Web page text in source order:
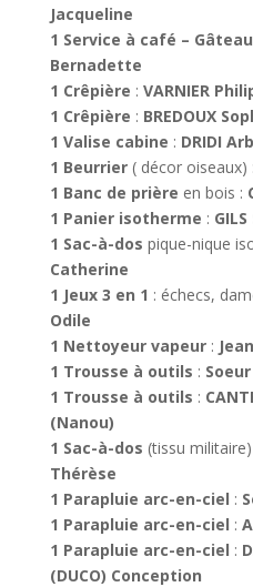
Jacqueline
1 Service à café –
Bernadette
1 Crêpière : VARNIER
1 Crêpière : BREDOUX
1 Valise cabine : DRIDI
1 Beurrier ( décor oiseaux) :
1 Banc de prière en bois :
1 Panier isotherme :
1 Sac-à-dos pique-nique
Catherine
1 Jeux 3 en 1 : échecs,
Odile
1 Nettoyeur vapeur :
1 Trousse à outils :
1 Trousse à outils :
(Nanou)
1 Sac-à-dos (tissu
Thérèse
1 Parapluie arc-en-ciel :
1 Parapluie arc-en-ciel :
1 Parapluie arc-en-ciel :
(DUCO) Conception